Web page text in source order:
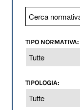
TIPO NORMATIVA:
TIPOLOGIA: